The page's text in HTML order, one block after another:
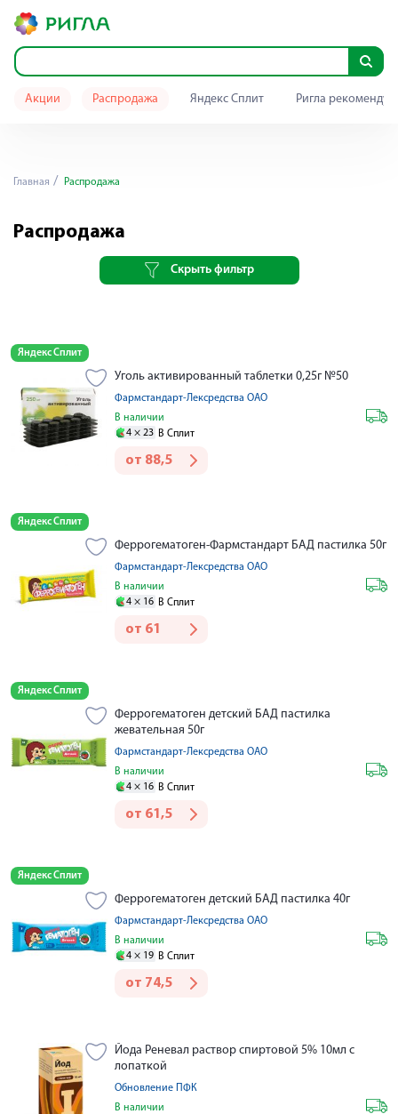
Акции Распродажа Яндекс Сплит Ригла
Главная Распродажа
Распродажа
Скрыть фильтр
Яндекс Сплит
Уголь активированный таблетки 0,25г №50
Фармстандарт-Лексредства ОАО
В наличии
4 × 23 В Сплит
от 88,5
Яндекс Сплит
Феррогематоген-Фармстандарт БАД пастилка 50г
Фармстандарт-Лексредства ОАО
В наличии
4 × 16 В Сплит
от 61
Яндекс Сплит
Феррогематоген детский БАД пастилка
жевательная 50г
Фармстандарт-Лексредства ОАО
В наличии
4 × 16 В Сплит
от 61,5
Яндекс Сплит
Феррогематоген детский БАД пастилка 40г
Фармстандарт-Лексредства ОАО
В наличии
4 × 19 В Сплит
от 74,5
Йода Реневал раствор спиртовой 5% 10мл с
лопаткой
Обновление ПФК
В наличии